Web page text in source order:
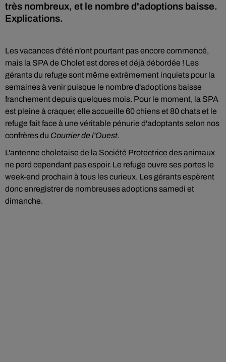
très nombreux, et le nombre d'adoptions baisse.
Explications.
Les vacances d'été n'ont pourtant pas encore commencé,
mais la SPA de Cholet est dores et déjà débordée ! Les
gérants du refuge sont même extrêmement inquiets pour la
semaines à venir puisque le nombre d'adoptions baisse
franchement depuis quelques mois. Pour le moment, la SPA
est pleine à craquer, elle accueille 60 chiens et 80 chats et le
refuge fait face à une véritable pénurie d'adoptants selon nos
confrères du Courrier de l'Ouest.
L'antenne choletaise de la Société Protectrice des animaux
ne perd cependant pas espoir. Le refuge ouvre ses portes le
week-end prochain à tous les curieux. Les gérants espèrent
donc enregistrer de nombreuses adoptions samedi et
dimanche.